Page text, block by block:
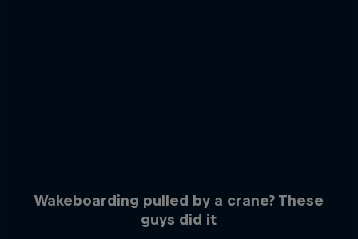
Wakeboarding pulled by a crane? These
guys did it